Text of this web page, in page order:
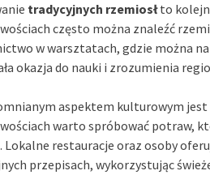
tradycyjnych rzemiosłto
często można znaleźć
w warsztatach, gdzie można
okazja do nauki i zrozumienia
aspektem kulturowym jest
warto spróbować potraw,
Lokalne restauracje oraz osoby
przepisach, wykorzystując